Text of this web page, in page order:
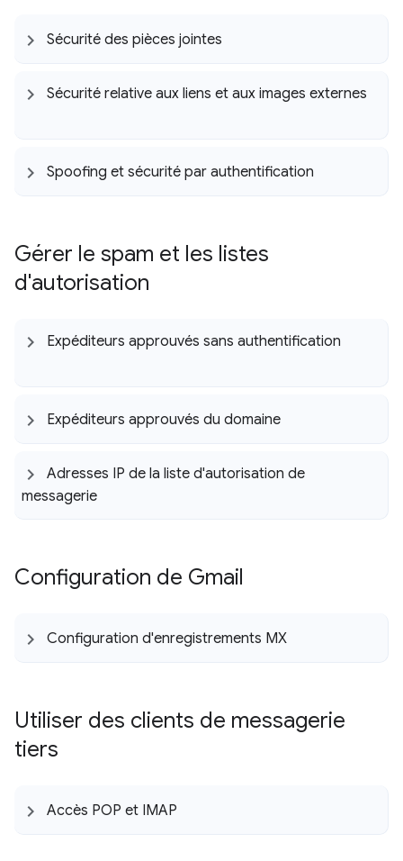
Sécurité des pièces jointes
Sécurité relative aux liens et aux images externes
Spoofing et sécurité par authentification
Gérer le spam et les listes
d'autorisation
Expéditeurs approuvés sans authentification
Expéditeurs approuvés du domaine
Adresses IP de la liste d'autorisation de
messagerie
Configuration de Gmail
Configuration d'enregistrements MX
Utiliser des clients de messagerie
tiers
Accès POP et IMAP